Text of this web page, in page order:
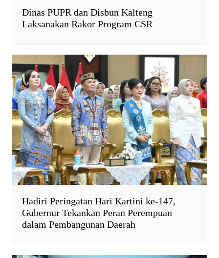
Dinas PUPR dan Disbun Kalteng
Laksanakan Rakor Program CSR
Hadiri Peringatan Hari Kartini ke-147,
Gubernur Tekankan Peran Perempuan
dalam Pembangunan Daerah